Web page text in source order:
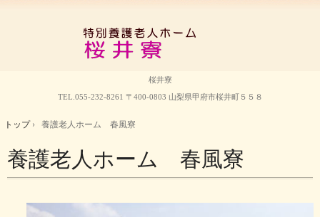
桜井寮
TEL. 055-232-8261 〒400-0803 山梨県甲府市桜井町５５８
トップ› 養護老人ホーム 春風寮
養護老人ホーム 春風寮